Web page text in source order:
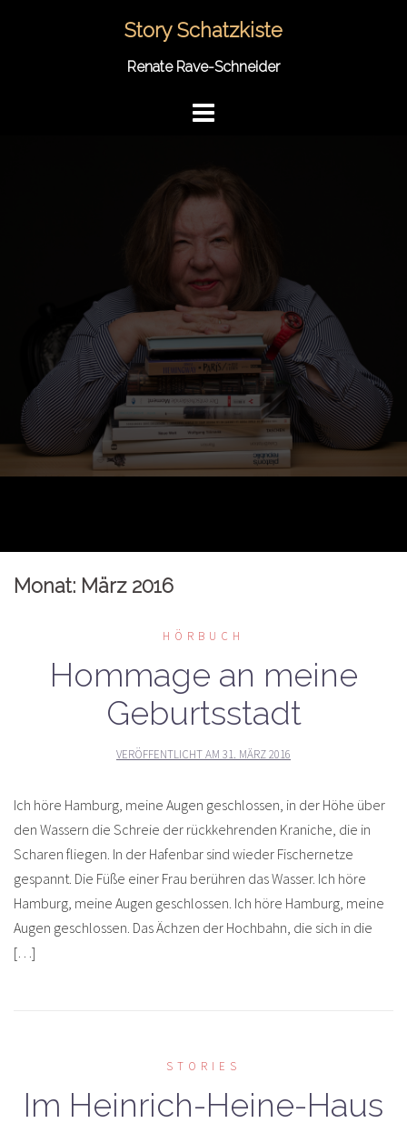
Story Schatzkiste
Renate Rave-Schneider
Monat: März 2016
HÖRBUCH
Hommage an meine
Geburtsstadt
VERÖFFENTLICHT AM 31. MÄRZ 2016
Ich höre Hamburg, meine Augen geschlossen, in der Höhe über
den Wassern die Schreie der rückkehrenden Kraniche, die in
Scharen fliegen. In der Hafenbar sind wieder Fischernetze
gespannt. Die Füße einer Frau berühren das Wasser. Ich höre
Hamburg, meine Augen geschlossen. Ich höre Hamburg, meine
Augen geschlossen. Das Ächzen der Hochbahn, die sich in die
[…]
STORIES
Im Heinrich-Heine-Haus